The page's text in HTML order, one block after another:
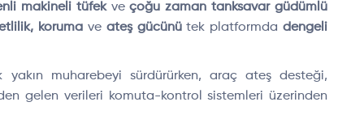
makineli tüfekveçoğu zaman tanksavar güdümlü
koruma ve ateş gücünütek platformdadengeli
muharebeyi sürdürürken, araç ateş desteği,
gelen verileri komuta-kontrol sistemleri üzerinden